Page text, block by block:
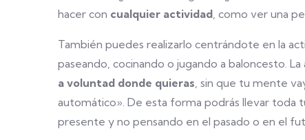
hacer con cualquier actividad , como ver una
También puedes realizarlo centrándote en la
paseando, cocinando o jugando a baloncesto.
a voluntad donde quieras , sin que tu mente
automático». De esta forma podrás llevar toda
presente y no pensando en el pasado o en el